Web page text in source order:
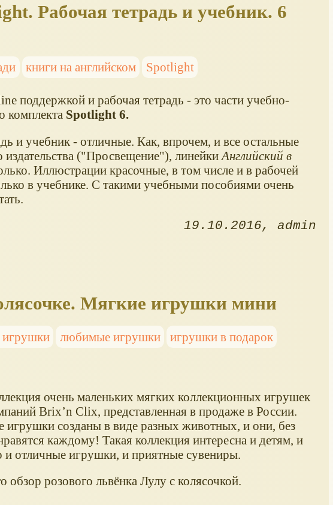
Рабочая тетрадь и учебник. 6
книги на английском Spotlight
поддержкой и рабочая тетрадь - это части учебно-
комплекта Spotlight 6.
и учебник - отличные. Как, впрочем, и все остальные
издательства ("Просвещение"), линейки Английский в
Иллюстрации красочные, в том числе и в рабочей
в учебнике. С такими учебными пособиями очень
19.10.2016 admin
Мягкие игрушки мини
игрушки любимые игрушки
игрушки в подарок
очень маленьких мягких коллекционных игрушек
Brix’n Clix, представленная в продаже в России.
созданы в виде разных животных, и они, без
каждому! Такая коллекция интересна и детям, и
и отличные игрушки, и приятные сувениры.
обзор розового львёнка Лулу с колясочкой.